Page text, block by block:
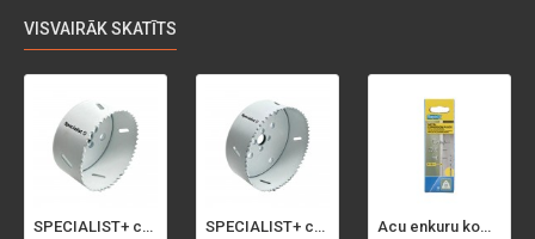
VISVAIRĀK SKATĪTS
SPECIALIST+ caurumu zāģis BI-METAL, 92 mm SPECIALIST+ caurumu zāģis BI-METAL, 98 mm Acu enkuru komplekts, 3-13 mm, Rapid, 12 gab.